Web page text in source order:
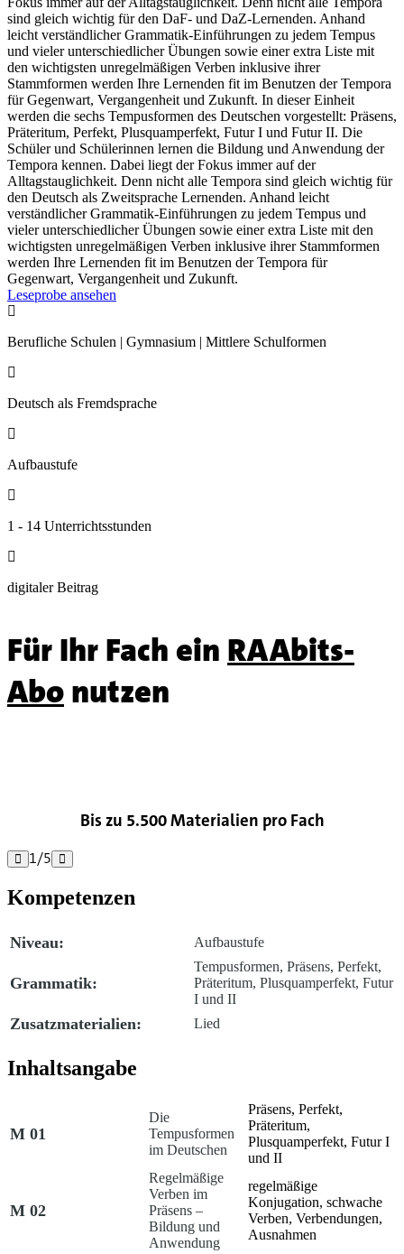
sind gleich wichtig für den DaF- und DaZ-Lernenden. Anhand
leicht verständlicher Grammatik-Einführungen zu jedem Tempus
und vieler unterschiedlicher Übungen sowie einer extra Liste mit
den wichtigsten unregelmäßigen Verben inklusive ihrer
Stammformen werden Ihre Lernenden fit im Benutzen der Tempora
für Gegenwart, Vergangenheit und Zukunft. In dieser Einheit
werden die sechs Tempusformen des Deutschen vorgestellt: Präsens,
Präteritum, Perfekt, Plusquamperfekt, Futur I und Futur II. Die
Schüler und Schülerinnen lernen die Bildung und Anwendung der
Tempora kennen. Dabei liegt der Fokus immer auf der
Alltagstauglichkeit. Denn nicht alle Tempora sind gleich wichtig für
den Deutsch als Zweitsprache Lernenden. Anhand leicht
verständlicher Grammatik-Einführungen zu jedem Tempus und
vieler unterschiedlicher Übungen sowie einer extra Liste mit den
wichtigsten unregelmäßigen Verben inklusive ihrer Stammformen
werden Ihre Lernenden fit im Benutzen der Tempora für
Gegenwart, Vergangenheit und Zukunft.
Leseprobe ansehen

Berufliche Schulen | Gymnasium | Mittlere Schulformen

Deutsch als Fremdsprache

Aufbaustufe

1 - 14 Unterrichtsstunden

digitaler Beitrag
Für Ihr Fach ein RAAbits-
Abonutzen
Bis zu 5.500 Materialien pro Fach
 1/5 
Kompetenzen
Niveau: Aufbaustufe
Grammatik:
Tempusformen, Präsens, Perfekt,
Präteritum, Plusquamperfekt, Futur
I und II
Zusatzmaterialien: Lied
Inhaltsangabe
M 01
Die
Tempusformen
im Deutschen
Präsens, Perfekt,
Präteritum,
Plusquamperfekt, Futur I
und II
M 02
Regelmäßige
Verben im
Präsens –
Bildung und
Anwendung
regelmäßige
Konjugation, schwache
Verben, Verbendungen,
Ausnahmen